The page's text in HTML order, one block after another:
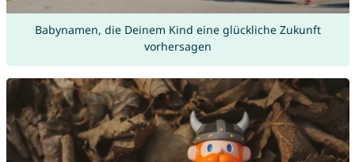
Babynamen, die Deinem Kind eine glückliche Zukunft
vorhersagen